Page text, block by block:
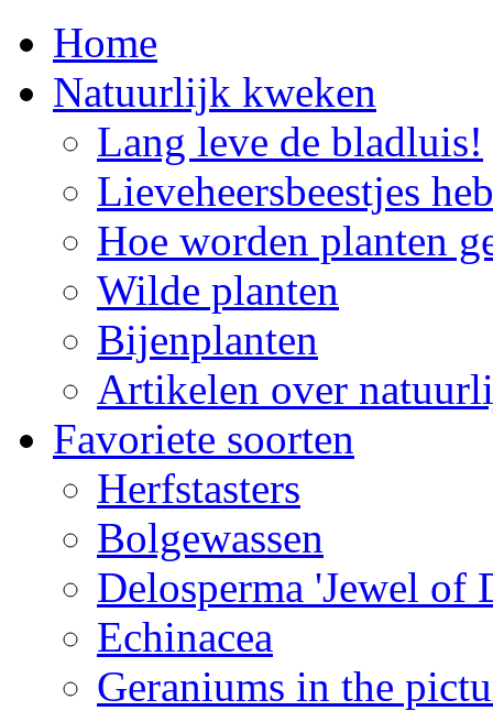
Home
Natuurlijk kweken
Lang leve de bladluis!
Lieveheersbeestjes
Hoe worden planten
Wilde planten
Bijenplanten
Artikelen over
Favoriete soorten
Herfstasters
Bolgewassen
Delosperma 'Jewel of
Echinacea
Geraniums in the